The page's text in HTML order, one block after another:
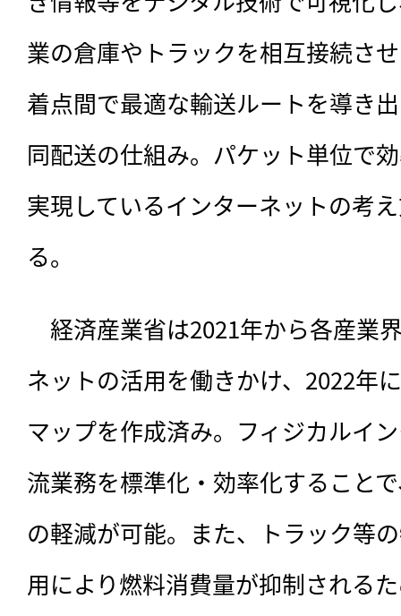
業の倉庫やトラックを相互接続さ
着点間で最適な輸送ルートを導き
同配送の仕組み。パケット単位で
実現しているインターネットの考
る。
経済産業省は2021年から各産業
ネットの活用を働きかけ、2022年
マップを作成済み。フィジカルイ
流業務を標準化・効率化すること
の軽減が可能。また、トラック等
用により燃料消費量が抑制される